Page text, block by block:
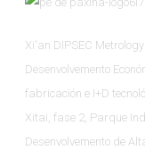
Xi'an DIPSEC
Desenvolvemento
fabricación e I+D
Xitai, fase 2, Parque
Desenvolvemento de